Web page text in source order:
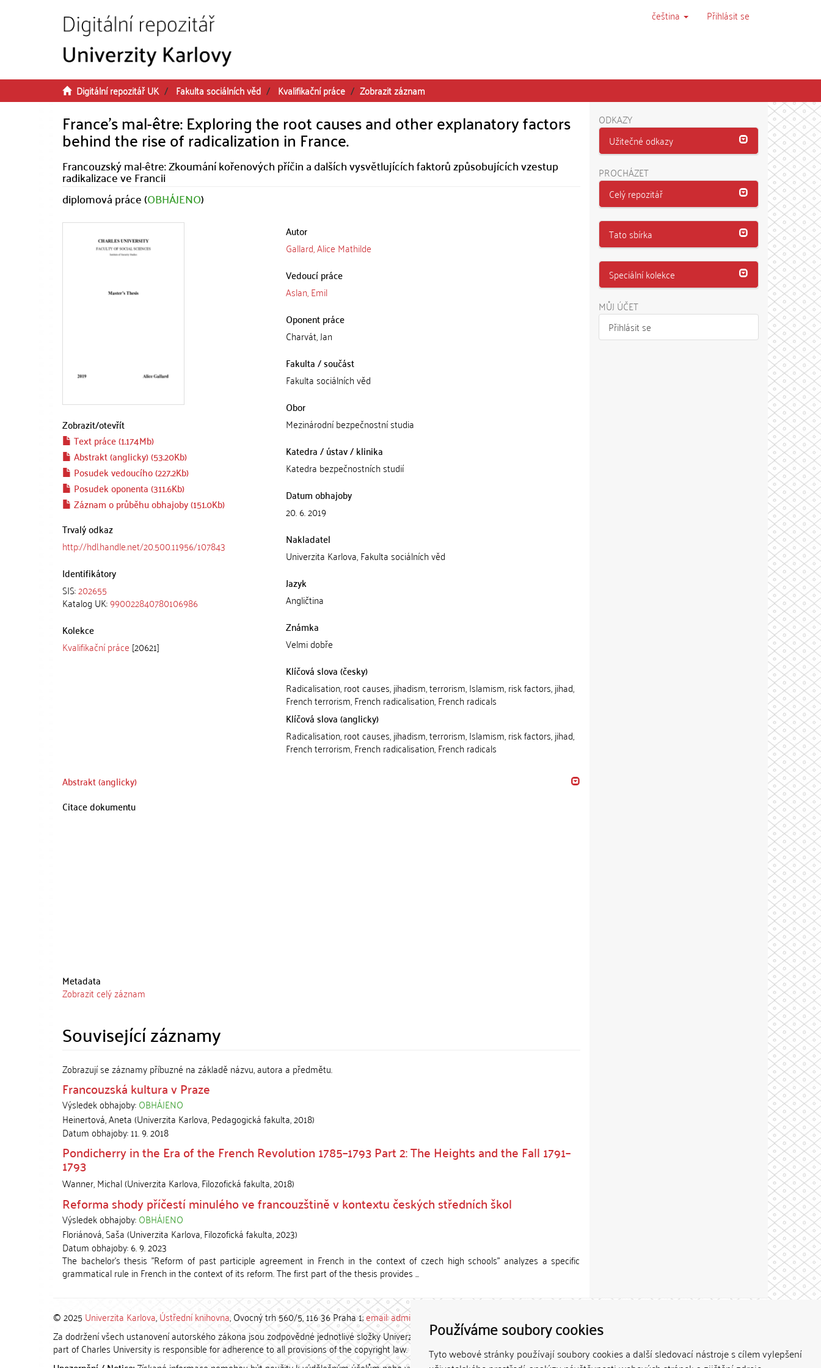
Používáme soubory cookies
Tyto webové stránky používají soubory cookies a další sledovací nástroje s cílem vylepšení
čeština Přihlásit se
Digitální repozitář UK Fakulta sociálních věd Kvalifikační práce Zobrazit záznam
France's mal-être: Exploring the root causes and other explanatory factors
behind the rise of radicalization in France.
Francouzský mal-être: Zkoumání kořenových příčin a dalších vysvětlujících faktorů způsobujících vzestup
radikalizace ve Francii
diplomová práce (OBHÁJENO)
Zobrazit/otevřít
Text práce (1.174Mb)
Abstrakt (anglicky) (53.20Kb)
Posudek vedoucího (227.2Kb)
Posudek oponenta (311.6Kb)
Záznam o průběhu obhajoby (151.0Kb)
Trvalý odkaz
http://hdl.handle.net/20.500.11956/107843
Identifikátory
SIS:202655
Katalog UK:990022840780106986
Kolekce
Kvalifikační práce [20621]
Autor
Gallard, Alice Mathilde
Vedoucí práce
Aslan, Emil
Oponent práce
Charvát, Jan
Fakulta / součást
Fakulta sociálních věd
Obor
Mezinárodní bezpečnostní studia
Katedra / ústav / klinika
Katedra bezpečnostních studií
Datum obhajoby
20. 6. 2019
Nakladatel
Univerzita Karlova, Fakulta sociálních věd
Jazyk
Angličtina
Známka
Velmi dobře
Klíčová slova (česky)
Radicalisation, root causes, jihadism, terrorism, Islamism, risk factors, jihad,
French terrorism, French radicalisation, French radicals
Klíčová slova (anglicky)
Radicalisation, root causes, jihadism, terrorism, Islamism, risk factors, jihad,
French terrorism, French radicalisation, French radicals
Abstrakt (anglicky)
Citace dokumentu
Metadata
Zobrazit celý záznam
Související záznamy
Zobrazují se záznamy příbuzné na základě názvu, autora a předmětu.
Francouzská kultura v Praze
Výsledek obhajoby:OBHÁJENO
Heinertová, Aneta(Univerzita Karlova, Pedagogická fakulta,2018)
Datum obhajoby:11. 9. 2018
Pondicherry in the Era of the French Revolution 1785–1793 Part 2: The Heights and the Fall 1791–
1793
Wanner, Michal(Univerzita Karlova, Filozofická fakulta,2018)
Reforma shody příčestí minulého ve francouzštině v kontextu českých středních škol
Výsledek obhajoby:OBHÁJENO
Floriánová, Saša(Univerzita Karlova, Filozofická fakulta,2023)
Datum obhajoby:6. 9. 2023
The bachelor's thesis "Reform of past participle agreement in French in the context of czech high schools" analyzes a specific
grammatical rule in French in the context of its reform. The first part of the thesis provides ...
ODKAZY
Užitečné odkazy
PROCHÁZET
Celý repozitář
Tato sbírka
Speciální kolekce
MŮJ ÚČET
Přihlásit se
© 2025 Univerzita Karlova,Ústřední knihovna, Ovocný trh 560/5, 116 36 Praha 1;email: admin-repozitar [at] cuni.cz
Za dodržení všech ustanovení autorského zákona jsou zodpovědné jednotlivé složky Univerzity Karlovy. / Each constituent
part of Charles University is responsible for adherence to all provisions of the copyright law.